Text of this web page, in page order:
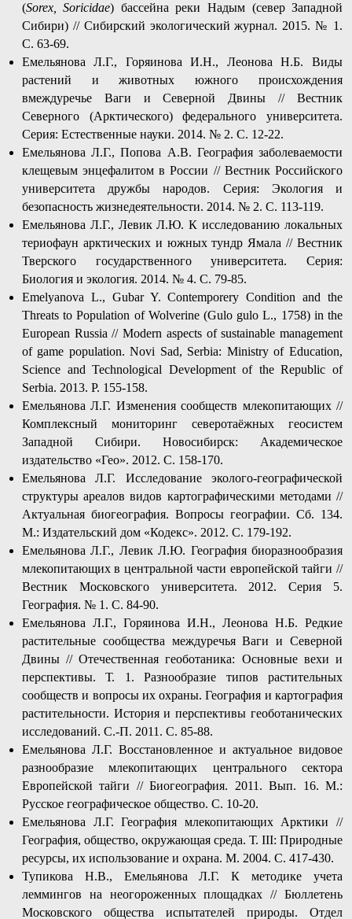
(Sorex, Soricidae) бассейна реки Надым (север Западной
Сибири) // Сибирский экологический журнал. 2015. № 1.
С. 63-69.
Емельянова Л.Г., Горяинова И.Н., Леонова Н.Б. Виды
растений и животных южного происхождения
вмеждуречье Ваги и Северной Двины // Вестник
Северного (Арктического) федерального университета.
Серия: Естественные науки. 2014. № 2. C. 12-22.
Емельянова Л.Г., Попова А.В. География заболеваемости
клещевым энцефалитом в России // Вестник Российского
университета дружбы народов. Серия: Экология и
безопасность жизнедеятельности. 2014. № 2. C. 113-119.
Емельянова Л.Г., Левик Л.Ю. К исследованию локальных
териофаун арктических и южных тундр Ямала // Вестник
Тверского государственного университета. Серия:
Биология и экология. 2014. № 4. C. 79-85.
Emelyanova L., Gubar Y. Contemporery Condition and the
Threats to Population of Wolverine (Gulo gulo L., 1758) in the
European Russia // Modern aspects of sustainable management
of game population. Novi Sad, Serbia: Ministry of Education,
Science and Technological Development of the Republic of
Serbia. 2013. P. 155-158.
Емельянова Л.Г. Изменения сообществ млекопитающих //
Комплексный мониторинг северотаёжных геосистем
Западной Сибири. Новосибирск: Академическое
издательство «Гео». 2012. С. 158-170.
Емельянова Л.Г. Исследование эколого-географической
структуры ареалов видов картографическими методами //
Актуальная биогеография. Вопросы географии. Сб. 134.
М.: Издательский дом «Кодекс». 2012. С. 179-192.
Емельянова Л.Г., Левик Л.Ю. География биоразнообразия
млекопитающих в центральной части европейской тайги //
Вестник Московского университета. 2012. Серия 5.
География. № 1. C. 84-90.
Емельянова Л.Г., Горяинова И.Н., Леонова Н.Б. Редкие
растительные сообщества междуречья Ваги и Северной
Двины // Отечественная геоботаника: Основные вехи и
перспективы. Т. 1. Разнообразие типов растительных
сообществ и вопросы их охраны. География и картография
растительности. История и перспективы геоботанических
исследований. С.-П. 2011. С. 85-88.
Емельянова Л.Г. Восстановленное и актуальное видовое
разнообразие млекопитающих центрального сектора
Европейской тайги // Биогеография. 2011. Вып. 16. М.:
Русское географическое общество. С. 10-20.
Емельянова Л.Г. География млекопитающих Арктики //
География, общество, окружающая среда. Т. III: Природные
ресурсы, их использование и охрана. М. 2004. С. 417-430.
Тупикова Н.В., Емельянова Л.Г. К методике учета
леммингов на неогороженных площадках // Бюллетень
Московского общества испытателей природы. Отдел